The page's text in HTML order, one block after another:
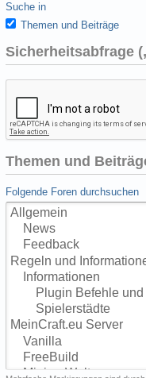
Suche in
Themen und Beiträge
Sicherheitsabfrage
Themen und
Folgende Foren durchsuchen